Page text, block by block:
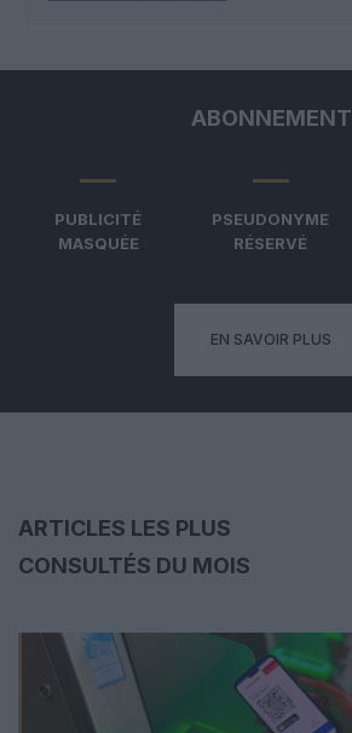
ABONNEMENT
PUBLICITÉ
MASQUÉE
PSEUDONYME
RÉSERVÉ
EN SAVOIR PLUS
ARTICLES LES PLUS
CONSULTÉS DU MOIS